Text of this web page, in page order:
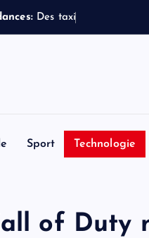
Des taxi
Sport Technologie
of Duty